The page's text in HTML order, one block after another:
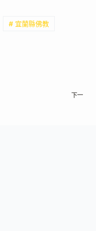
# 宜蘭縣佛教
下一